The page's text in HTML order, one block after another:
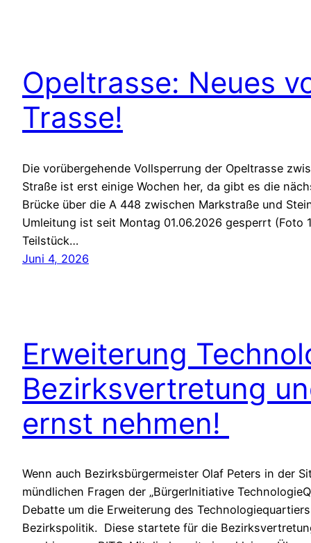
Opeltrasse: Neues
Trasse!
Die vorübergehende Vollsperrung der Opeltrasse
Straße ist erst einige Wochen her, da gibt es die
Brücke über die A 448 zwischen Markstraße und
Umleitung ist seit Montag 01.06.2026 gesperrt (Foto
Teilstück…
Juni 4, 2026
Erweiterung
Bezirksvertretung
ernst nehmen!
Wenn auch Bezirksbürgermeister Olaf Peters in der
mündlichen Fragen der „BürgerInitiative
Debatte um die Erweiterung des
Bezirkspolitik. Diese startete für die